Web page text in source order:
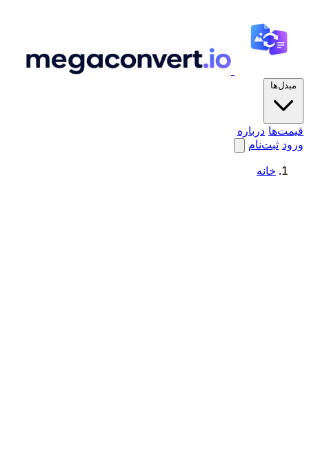
مبدل‌ها
قیمت‌ها درباره
ورود ثبت‌نام
خانه